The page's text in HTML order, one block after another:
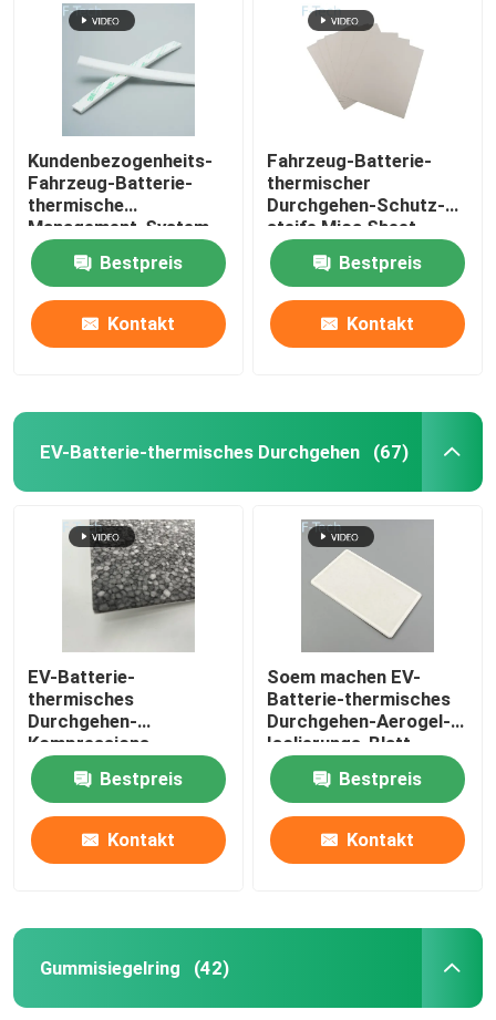
Kundenbezogenheits-
Fahrzeug-Batterie-
thermische
Management-System-
Kompressions-Auflage
Bestpreis
Kontakt
Fahrzeug-Batterie-
thermischer
Durchgehen-Schutz-
steife Mica Sheet
Winding Insulation Mica
EMS
Bestpreis
Kontakt
EV-Batterie-thermisches Durchgehen (67)
EV-Batterie-
thermisches
Durchgehen-
Kompressions-
Auflagen-Isolierungs-
Polystyren-Schaum-
Blatt
Bestpreis
Kontakt
Soem machen EV-
Batterie-thermisches
Durchgehen-Aerogel-
Isolierungs-Blatt
feuerfest
Bestpreis
Kontakt
Gummisiegelring (42)